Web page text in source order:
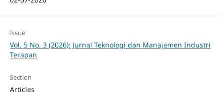
Issue
Vol. 5 No. 3 (2026): Jurnal Teknologi dan Manajemen Industri
Terapan
Section
Articles